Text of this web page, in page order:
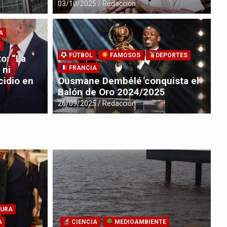
de Janeiro suelen atraer a
más relajados?
“La
ni
en
03/10/2025 Redacción
FÚTBOL FAMOSOS
DEPORTES
FRANCIA
Ousmane Dembélé conquista el
Balón de Oro 2024/2025
26/09/2025 Redacción
CIENCIA
MEDIOAMBIENTE